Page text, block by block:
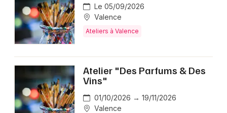
Le 05/09/2026
Valence
Ateliers à Valence
Atelier "Des Parfums & Des
Vins"
01/10/2026 → 19/11/2026
Valence